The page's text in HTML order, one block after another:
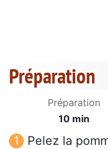
Préparation
Préparation
10 min
Pelez la